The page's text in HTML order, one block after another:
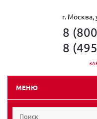
г. Москва,
8
8
МЕНЮ